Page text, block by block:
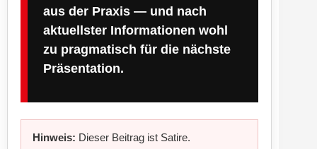
aus der Praxis — und nach
aktuellster Informationen wohl
zu pragmatisch für die nächste
Präsentation.
Hinweis: Dieser Beitrag ist Satire.